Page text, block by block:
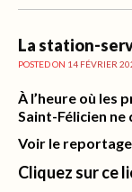
La station-
POSTED ON 14 FÉVRIER
À l’heure où
Saint-Félicien ne
Voir le
Cliquez sur ce